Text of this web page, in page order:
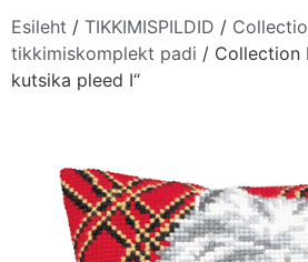
Esileht / TIKKIMISPILDID /
tikkimiskomplekt padi / Collection
kutsika pleed I“